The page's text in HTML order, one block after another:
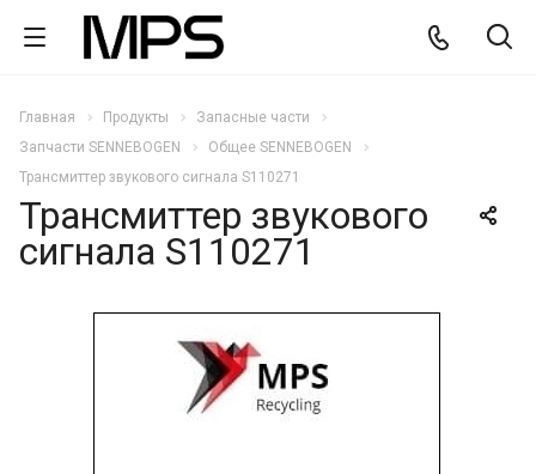
Главная Продукты
Запасные части
Запчасти SENNEBOGEN
Общее SENNEBOGEN
Трансмиттер звукового сигнала S110271
Трансмиттер звукового
сигнала S110271